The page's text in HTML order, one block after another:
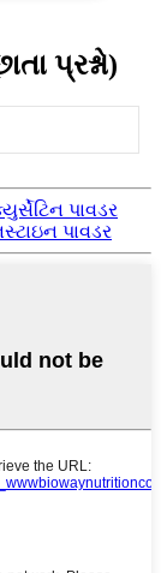
પ્રશ્નો)
પાવડર
પાવડર